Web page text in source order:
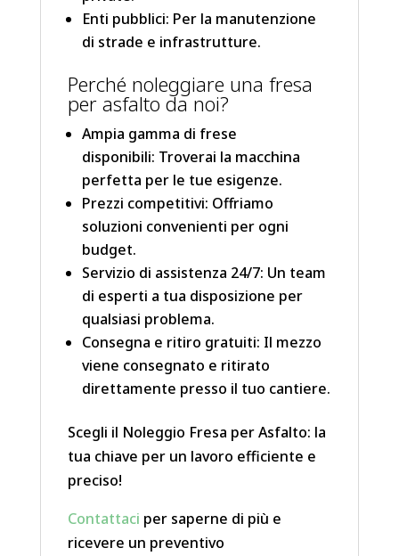
Enti pubblici: Per la manutenzione
di strade e infrastrutture.
Perché noleggiare una fresa
per asfalto da noi?
Ampia gamma di frese
disponibili: Troverai la macchina
perfetta per le tue esigenze.
Prezzi competitivi: Offriamo
soluzioni convenienti per ogni
budget.
Servizio di assistenza 24/7: Un team
di esperti a tua disposizione per
qualsiasi problema.
Consegna e ritiro gratuiti: Il mezzo
viene consegnato e ritirato
direttamente presso il tuo cantiere.
Scegli il Noleggio Fresa per Asfalto: la
tua chiave per un lavoro efficiente e
preciso!
Contattaci per saperne di più e
ricevere un preventivo